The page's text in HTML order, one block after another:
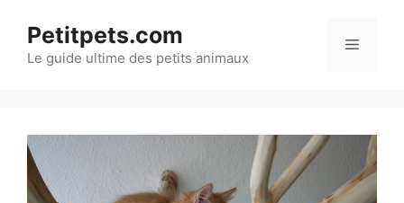
contenu
Petitpets.com
Le guide ultime des petits animaux
Menu